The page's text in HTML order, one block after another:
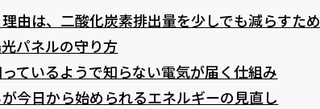
由は、二酸化炭素排出量を少しでも減らすため
パネルの守り方
ているようで知らない電気が届く仕組み
今日から始められるエネルギーの見直し